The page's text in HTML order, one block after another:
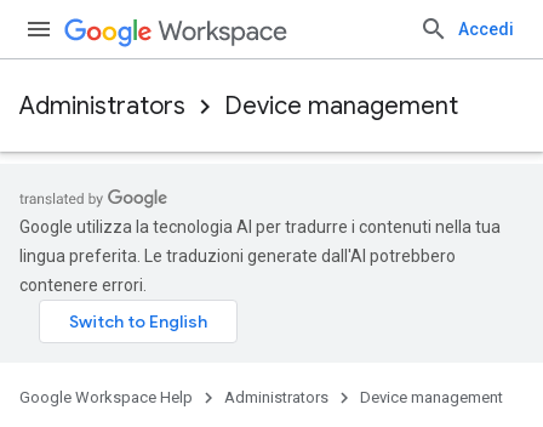
Accedi
Administrators Device management
Google utilizza la tecnologia AI per tradurre i contenuti nella tua
lingua preferita. Le traduzioni generate dall'AI potrebbero
contenere errori.
Google Workspace Help Administrators Device management